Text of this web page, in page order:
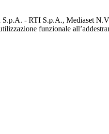
- RTI S.p.A., Mediaset
funzionale